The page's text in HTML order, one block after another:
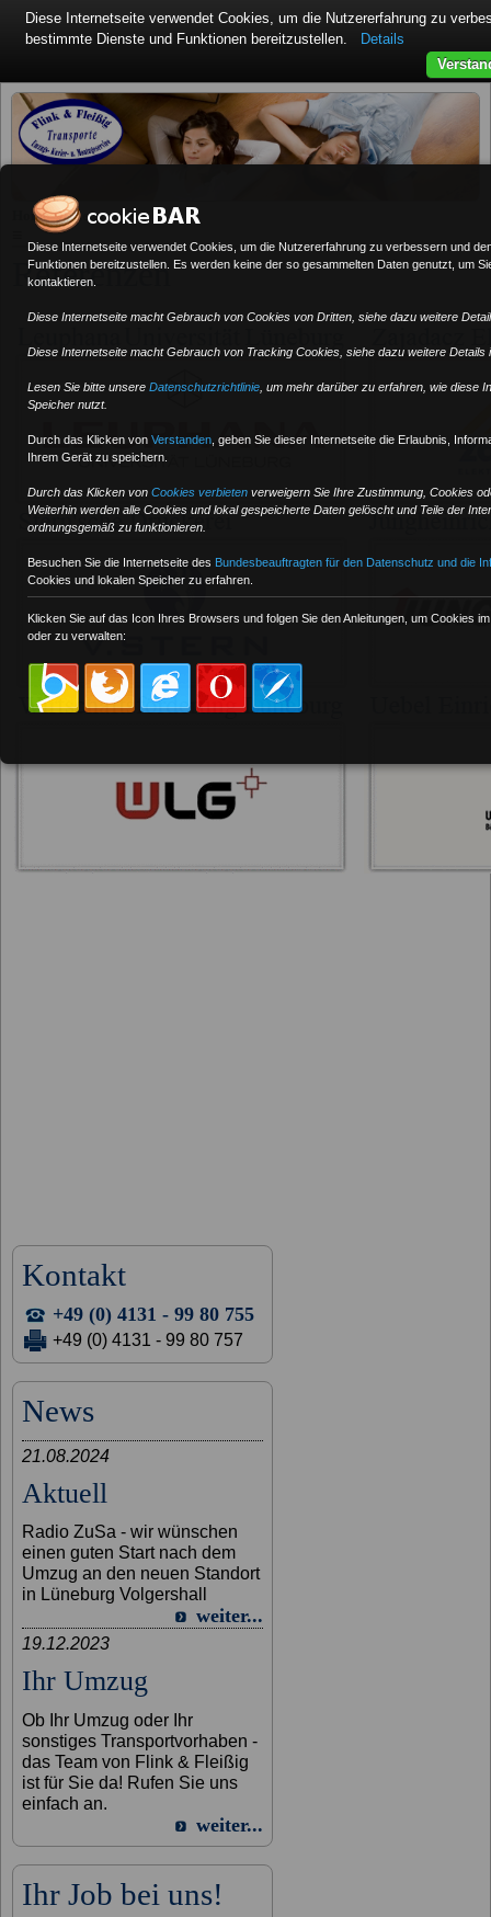
Home»Referenzen
Referenzen
Kontakt
+49 (0) 4131 - 99 80 755
+49 (0) 4131 - 99 80 757
News
21.08.2024
Aktuell
Radio ZuSa - wir wünschen
einen guten Start nach dem
Umzug an den neuen Standort
in Lüneburg Volgershall
weiter...
19.12.2023
Ihr Umzug
Ob Ihr Umzug oder Ihr
sonstiges Transportvorhaben -
das Team von Flink & Fleißig
ist für Sie da! Rufen Sie uns
einfach an.
weiter...
Ihr Job bei uns!
Diese Internetseite verwendet Cookies, um die Nutzererfahrung zu verbessern und
Funktionen bereitzustellen. Es werden keine der so gesammelten Daten genutzt, um
kontaktieren.
Diese Internetseite macht Gebrauch von Cookies von Dritten, siehe dazu weitere
Diese Internetseite macht Gebrauch von Tracking Cookies, siehe dazu weitere Details
Lesen Sie bitte unsere Datenschutzrichtlinie , um mehr darüber zu erfahren, wie diese
Speicher nutzt.
Durch das Klicken von Verstanden geben Sie dieser Internetseite die Erlaubnis,
Ihrem Gerät zu speichern.
Durch das Klicken von Cookies verbieten verweigern Sie Ihre Zustimmung, Cookies
Weiterhin werden alle Cookies und lokal gespeicherte Daten gelöscht und Teile der
ordnungsgemäß zu funktionieren.
Besuchen Sie die Internetseite des Bundesbeauftragten für den Datenschutz und die
Cookies und lokalen Speicher zu erfahren.
Klicken Sie auf das Icon Ihres Browsers und folgen Sie den Anleitungen, um Cookies
oder zu verwalten:
Diese Internetseite verwendet Cookies, um die Nutzererfahrung zu
bestimmte Dienste und Funktionen bereitzustellen.
Details